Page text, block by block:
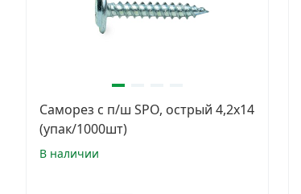
Саморез с п/ш SPO, острый 4,2х14
(упак/1000шт)
В наличии